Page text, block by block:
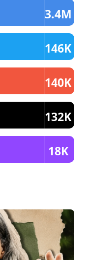
3.4M
146K
140K
132K
18K